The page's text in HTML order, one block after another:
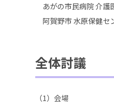
あがの市民病院 介護
阿賀野市 水原保健セ
全体討議
（1）会場